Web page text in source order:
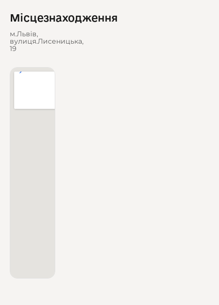
Місцезнаходження
м.Львів,
вулиця.Лисеницька,
19